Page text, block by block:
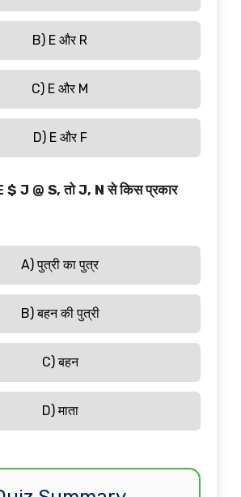
B) E और R
C) E और M
D) E और F
$ J @ S, तो J, N से किस प्रकार
A) पुत्री का पुत्र
B) बहन की पुत्री
C) बहन
D) माता